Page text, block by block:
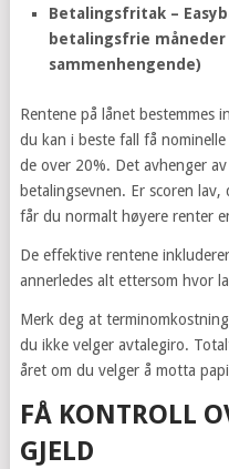
Betalingsfritak –
betalingsfrie måneder
sammenhengende)
Rentene på lånet bestemmes
du kan i beste fall få
de over 20%. Det avhenger
betalingsevnen. Er scoren
får du normalt høyere renter
De effektive rentene
annerledes alt ettersom hvor
Merk deg at
du ikke velger avtalegiro.
året om du velger å motta
FÅ KONTROLL
GJELD